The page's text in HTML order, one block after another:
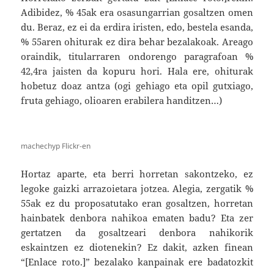
Adibidez, % 45ak era osasungarrian gosaltzen omen
du. Beraz, ez ei da erdira iristen, edo, bestela esanda,
% 55aren ohiturak ez dira behar bezalakoak. Areago
oraindik, titularraren ondorengo paragrafoan %
42,4ra jaisten da kopuru hori. Hala ere, ohiturak
hobetuz doaz antza (ogi gehiago eta opil gutxiago,
fruta gehiago, olioaren erabilera handitzen…)
machechyp Flickr-en
Hortaz aparte, eta berri horretan sakontzeko, ez
legoke gaizki arrazoietara jotzea. Alegia, zergatik %
55ak ez du proposatutako eran gosaltzen, horretan
hainbatek denbora nahikoa ematen badu? Eta zer
gertatzen da gosaltzeari denbora nahikorik
eskaintzen ez diotenekin? Ez dakit, azken finean
“[Enlace roto.]” bezalako kanpainak ere badatozkit